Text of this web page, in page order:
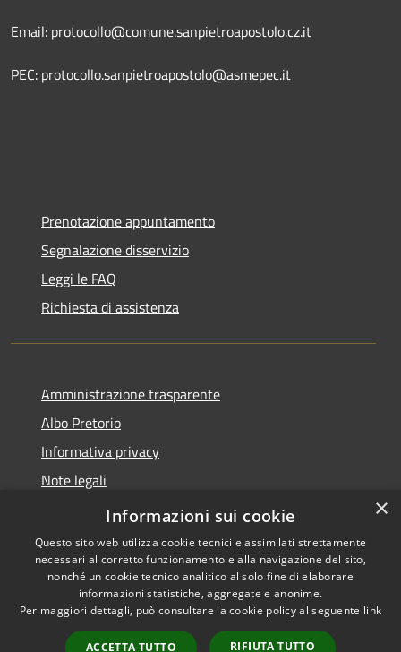
Email: protocollo@comune.sanpietroapostolo.cz.it
PEC: protocollo.sanpietroapostolo@asmepec.it
Prenotazione appuntamento
Segnalazione disservizio
Leggi le FAQ
Richiesta di assistenza
Amministrazione trasparente
Albo Pretorio
Informativa privacy
Note legali
Dichiarazione di accessibilità
Accessibilità
Copyright © 2026 • Comune di
San Pietro Apostolo • Powered
byMunicipium Accesso
×
Informazioni sui cookie
Questo sito web utilizza cookie tecnici e assimilati strettamente
necessari al corretto funzionamento e alla navigazione del sito,
nonché un cookie tecnico analitico al solo fine di elaborare
informazioni statistiche, aggregate e anonime.
Per maggiori dettagli, può consultare la cookie policy al seguente link
ACCETTA TUTTO RIFIUTA TUTTO